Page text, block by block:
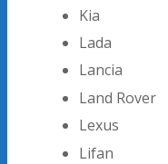
Kia
Lada
Lancia
Land Rover
Lexus
Lifan